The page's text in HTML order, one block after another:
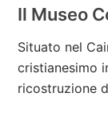
Il Museo
Situato nel
cristianesimo
ricostruzione